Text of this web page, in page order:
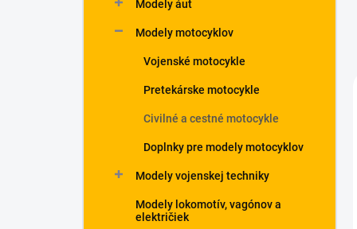
Modely áut
Modely motocyklov
Vojenské motocykle
Pretekárske motocykle
Civilné a cestné motocykle
Doplnky pre modely motocyklov
Modely vojenskej techniky
Modely lokomotív, vagónov a
električiek